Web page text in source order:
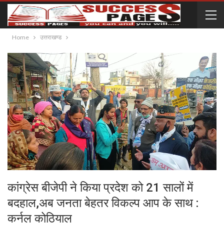
Home उत्तराखण्ड
कांग्रेस बीजेपी ने किया प्रदेश को 21 सालों में
बदहाल,अब जनता बेहतर विकल्प आप के साथ :
कर्नल कोठियाल